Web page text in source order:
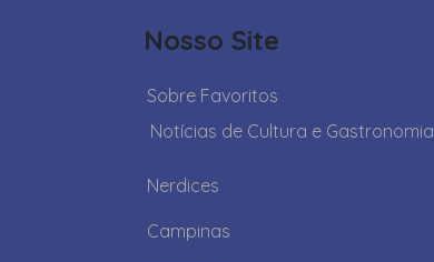
Nosso Site
Sobre Favoritos
Notícias de Cultura e Gastronomia
Nerdices
Campinas